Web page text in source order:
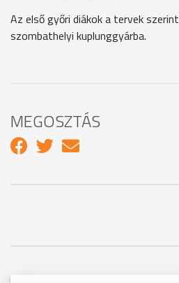
Az első győri diákok a tervek
szombathelyi kuplunggyárba.
MEGOSZTÁS